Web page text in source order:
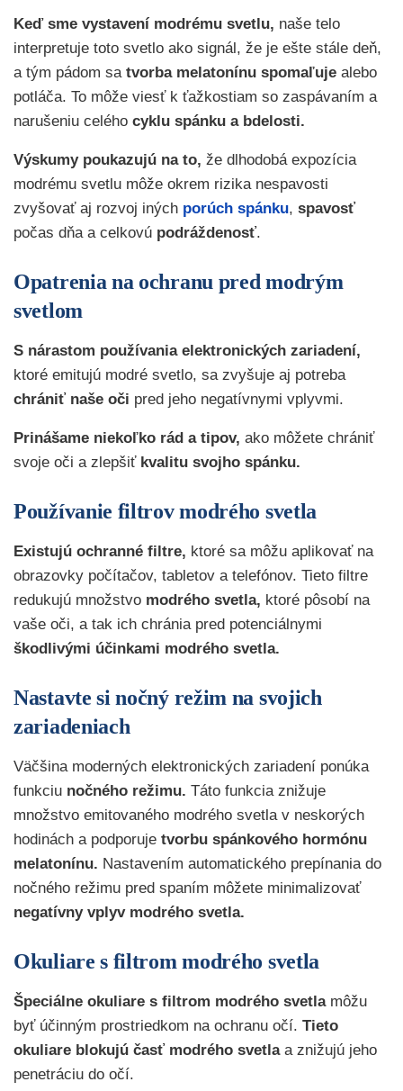
Keď sme vystavení modrému svetlu, naše telo
interpretuje toto svetlo ako signál, že je ešte stále deň,
a tým pádom sa tvorba melatonínu spomaľuje alebo
potláča. To môže viesť k ťažkostiam so zaspávaním a
narušeniu celého cyklu spánku a bdelosti.
Výskumy poukazujú na to, že dlhodobá expozícia
modrému svetlu môže okrem rizika nespavosti
zvyšovať aj rozvoj iných porúch spánku, spavosť
počas dňa a celkovú podráždenosť.
Opatrenia na ochranu pred modrým
svetlom
S nárastom používania elektronických zariadení,
ktoré emitujú modré svetlo, sa zvyšuje aj potreba
chrániť naše oči pred jeho negatívnymi vplyvmi.
Prinášame niekoľko rád a tipov, ako môžete chrániť
svoje oči a zlepšiť kvalitu svojho spánku.
Používanie filtrov modrého svetla
Existujú ochranné filtre, ktoré sa môžu aplikovať na
obrazovky počítačov, tabletov a telefónov. Tieto filtre
redukujú množstvo modrého svetla, ktoré pôsobí na
vaše oči, a tak ich chránia pred potenciálnymi
škodlivými účinkami modrého svetla.
Nastavte si nočný režim na svojich
zariadeniach
Väčšina moderných elektronických zariadení ponúka
funkciu nočného režimu. Táto funkcia znižuje
množstvo emitovaného modrého svetla v neskorých
hodinách a podporuje tvorbu spánkového hormónu
melatonínu. Nastavením automatického prepínania do
nočného režimu pred spaním môžete minimalizovať
negatívny vplyv modrého svetla.
Okuliare s filtrom modrého svetla
Špeciálne okuliare s filtrom modrého svetlamôžu
byť účinným prostriedkom na ochranu očí. Tieto
okuliare blokujú časť modrého svetla a znižujú jeho
penetráciu do očí.